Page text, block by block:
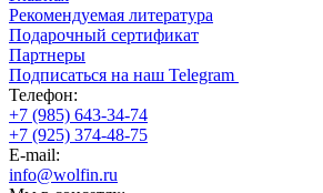
Рекомендуемая литература
Подарочный сертификат
Партнеры
Подписаться на наш Telegram
Телефон:
+7 (985) 643-34-74
+7 (925) 374-48-75
E-mail:
info@wolfin.ru